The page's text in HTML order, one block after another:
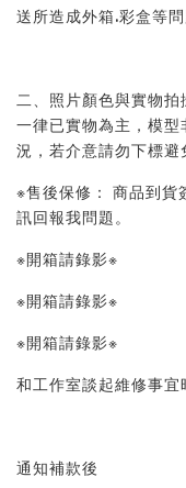
送所造成外箱.彩盒等
二、照片顏色與實物
一律已實物為主，模
況，若介意請勿下標避
※售後保修： 商品到貨
訊回報我問題。
※開箱請錄影※
※開箱請錄影※
※開箱請錄影※
和工作室談起維修事宜
通知補款後